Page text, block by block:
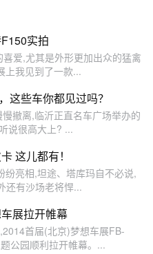
实拍
爱,尤其是外形更加出众的猛禽
上我见到了一款...
这些车你都见过吗？
撤离,临沂正直名车广场举办的
说很高大上? ...
这儿都有！
亮相,坦途、塔库玛自不必说,
还有沙场老将悍...
展拉开帷幕
首届(北京)梦想车展FB-
公园顺利拉开帷幕。...